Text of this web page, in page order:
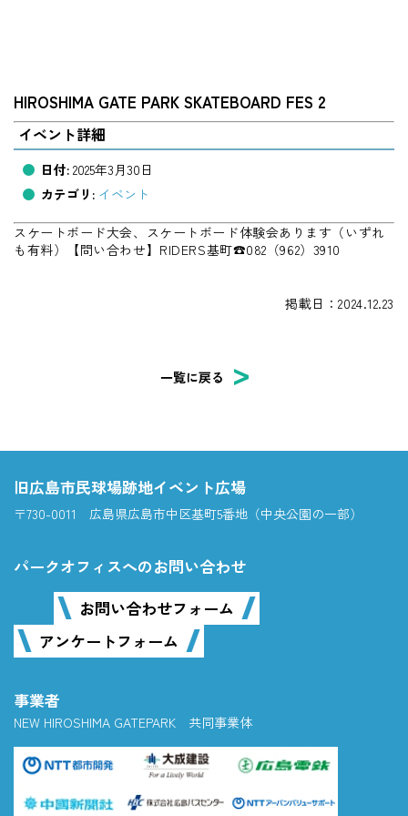
HIROSHIMA GATE PARK SKATEBOARD FES 2
イベント詳細
日付: 2025年3月30日
カテゴリ: イベント
スケートボード大会、スケートボード体験会あります（いずれ
も有料）【問い合わせ】RIDERS基町☎082（962）3910
掲載日：2024.12.23
一覧に戻る
旧広島市民球場跡地イベント広場
〒730-0011 広島県広島市中区基町5番地（中央公園の一部）
パークオフィスへのお問い合わせ
お問い合わせフォーム
アンケートフォーム
事業者
NEW HIROSHIMA GATEPARK 共同事業体